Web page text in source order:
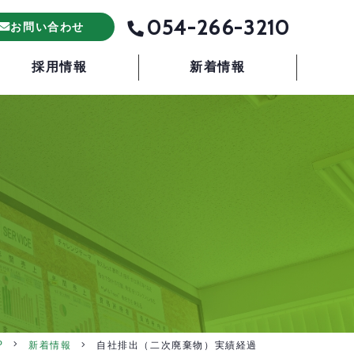
お問い合わせ 054-266-3210
採用情報 新着情報
新着情報 自社排出（二次廃棄物）実績経過